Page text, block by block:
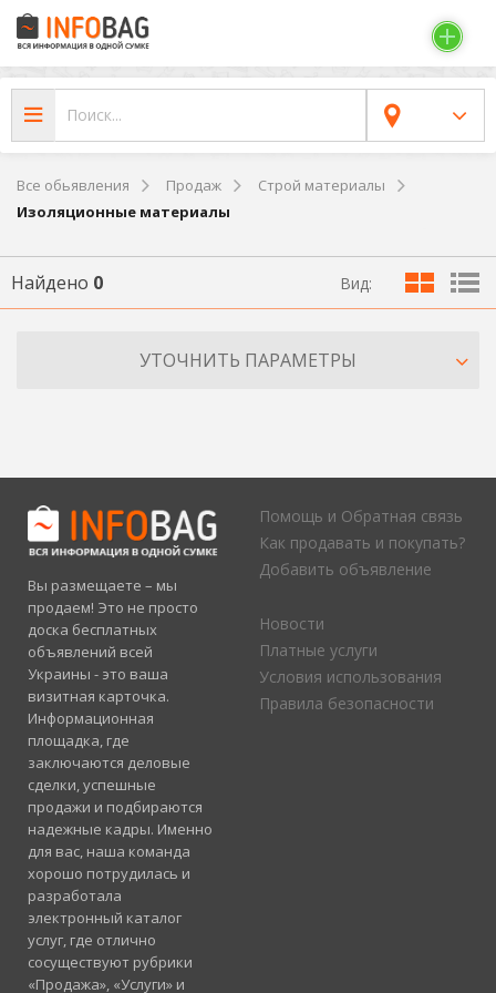
Все обьявления Продаж
Строй материалы
Изоляционные материалы
Найдено 0 Вид:
УТОЧНИТЬ ПАРАМЕТРЫ
Вы размещаете – мы
продаем! Это не просто
доска бесплатных
объявлений всей
Украины - это ваша
визитная карточка.
Информационная
площадка, где
заключаются деловые
сделки, успешные
продажи и подбираются
надежные кадры. Именно
для вас, наша команда
хорошо потрудилась и
разработала
электронный каталог
услуг, где отлично
сосуществуют рубрики
«Продажа», «Услуги» и
Помощь и Обратная связь
Как продавать и покупать?
Добавить объявление
Новости
Платные услуги
Условия использования
Правила безопасности